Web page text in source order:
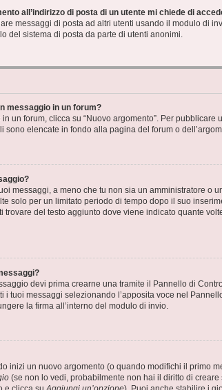
all’indirizzo di posta di un utente mi chiede di
messaggi di posta ad altri utenti usando il modulo di
del sistema di posta da parte di utenti anonimi.
messaggio in un forum?
un forum, clicca su “Nuovo argomento”. Per
sono elencate in fondo alla pagina del forum o
messaggi, a meno che tu non sia un amministratore
solo per un limitato periodo di tempo dopo il suo
trovare del testo aggiunto dove viene indicato quante
devi prima crearne una tramite il Pannello di
i tuoi messaggi selezionando l’apposita voce nel
la firma all’interno del modulo di invio.
inizi un nuovo argomento (o quando modifichi il primo
(se non lo vedi, probabilmente non hai il diritto di